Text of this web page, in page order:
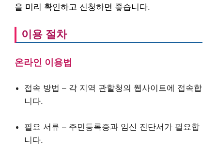
을 미리 확인하고 신청하면 좋습니다.
이용 절차
온라인 이용법
접속 방법 – 각 지역 관할청의 웹사이트에 접속합
니다.
필요 서류 – 주민등록증과 임신 진단서가 필요합
니다.